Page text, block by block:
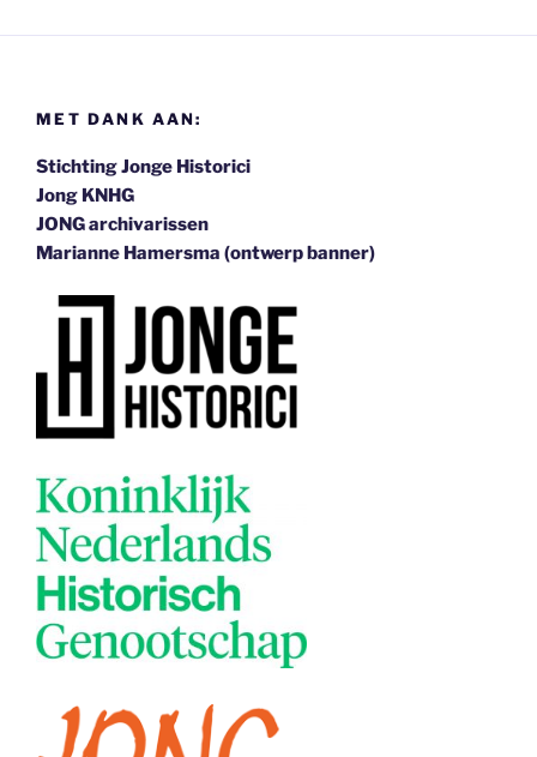
MET DANK AAN:
Stichting Jonge Historici
Jong KNHG
JONG archivarissen
Marianne Hamersma (ontwerp banner)